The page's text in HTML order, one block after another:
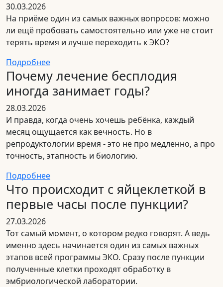
30.03.2026
На приёме один из самых важных вопросов: можно
ли ещё пробовать самостоятельно или уже не стоит
терять время и лучше переходить к ЭКО?
Подробнее
Почему лечение бесплодия
иногда занимает годы?
28.03.2026
И правда, когда очень хочешь ребёнка, каждый
месяц ощущается как вечность. Но в
репродуктологии время - это не про медленно, а про
точность, этапность и биологию.
Подробнее
Что происходит с яйцеклеткой в
первые часы после пункции?
27.03.2026
Тот самый момент, о котором редко говорят. А ведь
именно здесь начинается один из самых важных
этапов всей программы ЭКО. Сразу после пункции
полученные клетки проходят обработку в
эмбриологической лаборатории.